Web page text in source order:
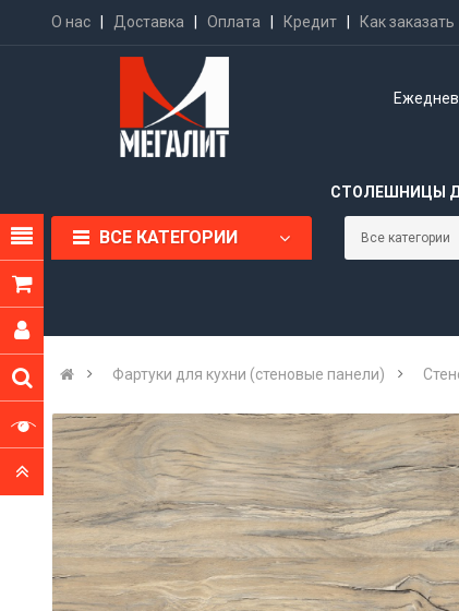
О нас Доставка |Оплата Кредит Как заказать
СТОЛЕШНИЦЫ
ВСЕ КАТЕГОРИИ
Фартуки для кухни (стеновые панели)